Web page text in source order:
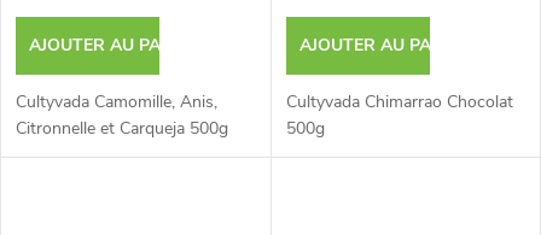
AJOUTER AU PANIER
Cultyvada Camomille, Anis,
Citronnelle et Carqueja 500g
AJOUTER AU PANIER
Cultyvada Chimarrao Chocolat
500g